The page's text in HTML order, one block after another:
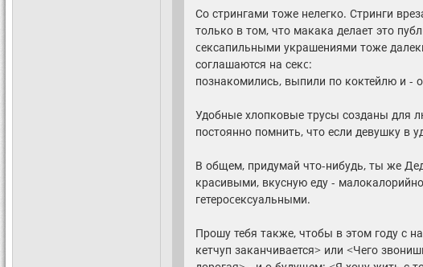
Со стрингами тоже нелегко. Стринги
только в том, что макака делает это
cексапильными украшениями тоже
соглашаются на секc:
познакомились, выпили по коктейлю и -
Удобные хлопковые трусы созданы для
постоянно помнить, что если девушку в
В общем, придумай что-нибудь, ты же
красивыми, вкусную еду -
гетероcексуальными.
Прошу тебя также, чтобы в этом году с
кетчуп заканчивается> или <Чего